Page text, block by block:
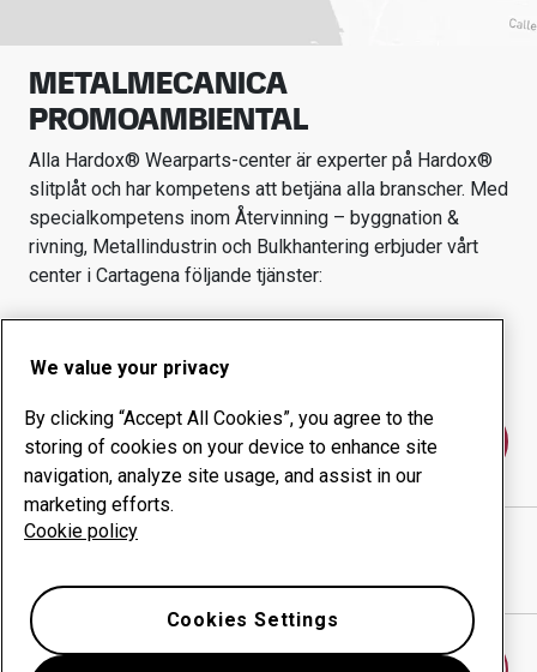
METALMECANICA
PROMOAMBIENTAL
Alla Hardox® Wearparts-center är experter på Hardox®
slitplåt och har kompetens att betjäna alla branscher. Med
specialkompetens inom Återvinning – byggnation &
rivning, Metallindustrin och Bulkhantering erbjuder vårt
center i Cartagena följande tjänster:
Slitprodukter
Konsulttjänster
Ökad driftsäkerhet
Kontakta oss
METALMECANICA PROMOAMBIENTAL
We value your privacy
By clicking “Accept All Cookies”, you agree to the
storing of cookies on your device to enhance site
navigation, analyze site usage, and assist in our
marketing efforts.
Cookie policy
Cookies Settings